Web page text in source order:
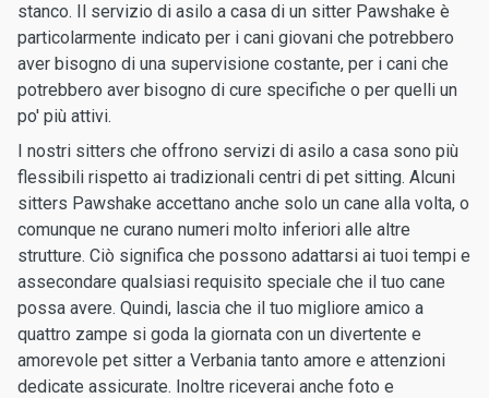
stanco. Il servizio di asilo a casa di un sitter Pawshake è
particolarmente indicato per i cani giovani che potrebbero
aver bisogno di una supervisione costante, per i cani che
potrebbero aver bisogno di cure specifiche o per quelli un
po' più attivi.
I nostri sitters che offrono servizi di asilo a casa sono più
flessibili rispetto ai tradizionali centri di pet sitting. Alcuni
sitters Pawshake accettano anche solo un cane alla volta, o
comunque ne curano numeri molto inferiori alle altre
strutture. Ciò significa che possono adattarsi ai tuoi tempi e
assecondare qualsiasi requisito speciale che il tuo cane
possa avere. Quindi, lascia che il tuo migliore amico a
quattro zampe si goda la giornata con un divertente e
amorevole pet sitter a Verbania tanto amore e attenzioni
dedicate assicurate. Inoltre riceverai anche foto e